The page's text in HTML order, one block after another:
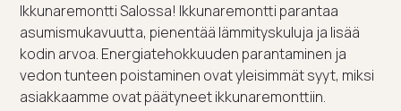
Ikkunaremontti Salossa! Ikkunaremontti parantaa
asumismukavuutta, pienentää lämmityskuluja ja lisää
kodin arvoa. Energiatehokkuuden parantaminen ja
vedon tunteen poistaminen ovat yleisimmät syyt, miksi
asiakkaamme ovat päätyneet ikkunaremonttiin.